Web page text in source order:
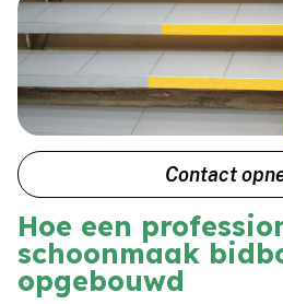
Contact
Hoe een
schoonmaak
opgebouwd